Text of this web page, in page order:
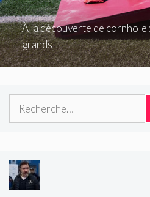
À la découverte de
grands
Rechercher :